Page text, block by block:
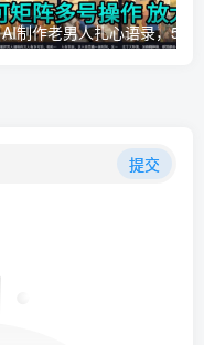
提交